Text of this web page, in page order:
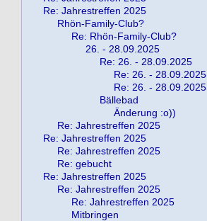
Re: Jahrestreffen 2025
Rhön-Family-Club?
Re: Rhön-Family-Club?
26. - 28.09.2025
Re: 26. - 28.09.2025
Re: 26. - 28.09.2025
Re: 26. - 28.09.2025
Bällebad
Änderung :o))
Re: Jahrestreffen 2025
Re: Jahrestreffen 2025
Re: Jahrestreffen 2025
Re: gebucht
Re: Jahrestreffen 2025
Re: Jahrestreffen 2025
Re: Jahrestreffen 2025
Mitbringen